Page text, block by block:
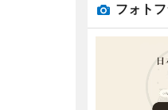
フォト